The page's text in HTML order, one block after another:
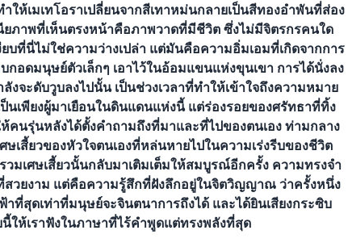
ให้เมเทโอราเปลี่ยนจากสีเทาหม่นกลายเป็นสีทองอำพันที่ส่อง
ภาพที่เห็นตรงหน้าคือภาพวาดที่มีชีวิต ซึ่งไม่มีจิตรกรคนใด
บที่นี่ไม่ใช่ความว่างเปล่า แต่มันคือความอิ่มเอมที่เกิดจากการ
อดมนุษย์ตัวเล็กๆ เอาไว้ในอ้อมแขนแห่งขุนเขา การได้นั่งลง
จะดับวูบลงไปนั้น เป็นช่วงเวลาที่ทำให้เข้าใจถึงความหมาย
นเพียงผู้มาเยือนในดินแดนแห่งนี้ แต่ร่องรอยของศรัทธาที่ทิ้ง
คนรุ่นหลังได้ตั้งคำถามถึงที่มาและที่ไปของตนเอง ท่ามกลาง
ษเสี้ยวของหัวใจตนเองที่หล่นหายไปในความเร่งรีบของชีวิต
วมเศษเสี้ยวนั้นกลับมาเติมเต็มให้สมบูรณ์อีกครั้ง ความทรงจำ
ที่สวยงาม แต่คือความรู้สึกที่ฝังลึกอยู่ในจิตวิญญาณ ว่าครั้งหนึ่ง
ที่สุดเท่าที่มนุษย์จะจินตนาการถึงได้ และได้ยินเสียงกระซิบ
ให้เราฟังในภาษาที่ไร้คำพูดแต่ทรงพลังที่สุด